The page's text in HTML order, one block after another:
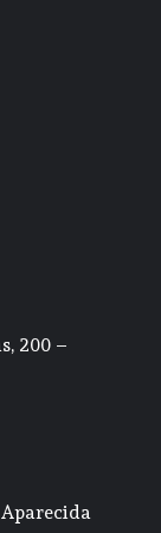
200 –